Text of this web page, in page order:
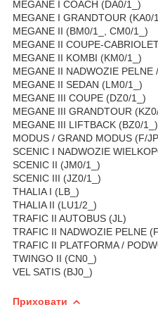
MEGANE I COACH (DA0/1_)
MEGANE I GRANDTOUR (KA0/
MEGANE II (BM0/1_, CM0/1_)
MEGANE II COUPE-
MEGANE II KOMBI (KM0/1_)
MEGANE II NADWOZIE PELNE
MEGANE II SEDAN (LM0/1_)
MEGANE III COUPE (DZ0/1_)
MEGANE III GRANDTOUR
MEGANE III LIFTBACK (BZ0/1_)
MODUS / GRAND MODUS (F/
SCENIC I NADWOZIE
SCENIC II (JM0/1_)
SCENIC III (JZ0/1_)
THALIA I (LB_)
THALIA II (LU1/2_)
TRAFIC II AUTOBUS (JL)
TRAFIC II NADWOZIE PELNE
TRAFIC II PLATFORMA /
TWINGO II (CN0_)
VEL SATIS (BJ0_)
Приховати